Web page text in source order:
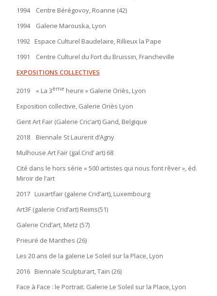
1994 Centre Bérégovoy, Roanne (42)
1994 Galerie Marouska, Lyon
1992 Espace Culturel Baudelaire, Rillieux la Pape
1991 Centre Culturel du Fort du Bruissin, Francheville
EXPOSITIONS COLLECTIVES
2019 « La 3ème heure » Galerie Oriès, Lyon
Exposition collective, Galerie Oriès Lyon
Gent Art Fair (Galerie Cric’art) Gand, Belgique
2018 Biennale St Laurent d’Agny
Mulhouse Art Fair (gal.Crid’ art) 68
Cité dans le hors série « 500 artistes qui nous font rêver », éd.
Miroir de l’art
2017 Luxartfair (galerie Crid’art), Luxembourg
Art3F (galerie Crid’art) Reims(51)
Galerie Crid’art, Metz (57)
Prieuré de Manthes (26)
Les 20 ans de la galerie Le Soleil sur la Place, Lyon
2016 Biennale Sculpturart, Tain (26)
Face à Face : le Portrait. Galerie Le Soleil sur la Place, Lyon